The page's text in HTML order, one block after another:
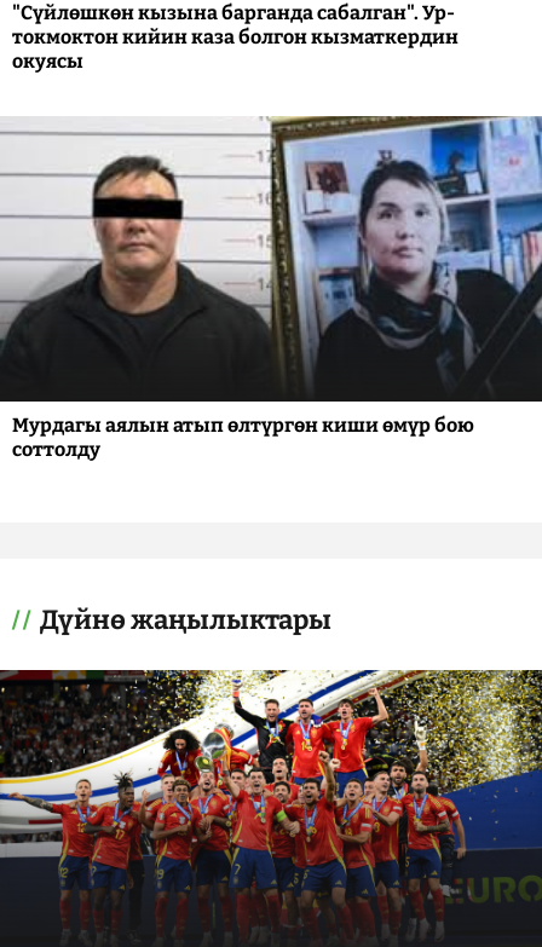
"Сүйлөшкөн кызына барганда сабалган". Ур-
токмоктон кийин каза болгон кызматкердин
окуясы
Мурдагы аялын атып өлтүргөн киши өмүр бою
соттолду
Дүйнө жаңылыктары